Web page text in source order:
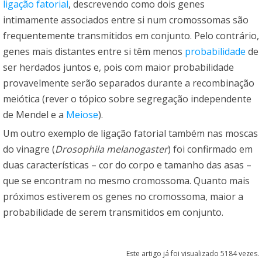
ligação fatorial, descrevendo como dois genes
intimamente associados entre si num cromossomas são
frequentemente transmitidos em conjunto. Pelo contrário,
genes mais distantes entre si têm menos probabilidade de
ser herdados juntos e, pois com maior probabilidade
provavelmente serão separados durante a recombinação
meiótica (rever o tópico sobre segregação independente
de Mendel e a Meiose).
Um outro exemplo de ligação fatorial também nas moscas
do vinagre (Drosophila melanogaster) foi confirmado em
duas características – cor do corpo e tamanho das asas –
que se encontram no mesmo cromossoma. Quanto mais
próximos estiverem os genes no cromossoma, maior a
probabilidade de serem transmitidos em conjunto.
Este artigo já foi visualizado 5184 vezes.